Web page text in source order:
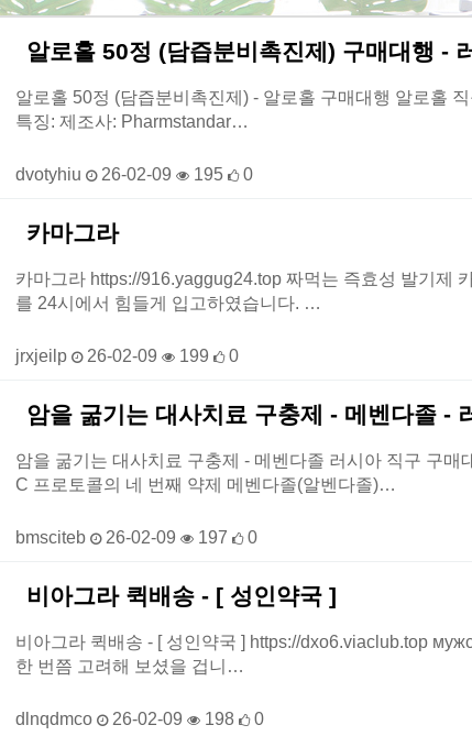
알로홀 50정 (담즙분비촉진제) 구매대행 -
알로홀 50정 (담즙분비촉진제) - 알로홀 구매대행 알로홀
특징: 제조사: Pharmstandar…
dvotyhiu 26-02-09 195 0
카마그라
카마그라 https://916.yaggug24.top 짜먹는 즉효성 발기제
를 24시에서 힘들게 입고하였습니다. …
jrxjeilp 26-02-09 199 0
암을 굶기는 대사치료 구충제 - 메벤다졸 -
암을 굶기는 대사치료 구충제 - 메벤다졸 러시아 직구 구
C 프로토콜의 네 번째 약제 메벤다졸(알벤다졸)…
bmsciteb 26-02-09 197 0
비아그라 퀵배송 - [ 성인약국 ]
비아그라 퀵배송 - [ 성인약국 ] https://dxo6.viaclub.top
한 번쯤 고려해 보셨을 겁니…
dlnqdmco 26-02-09 198 0